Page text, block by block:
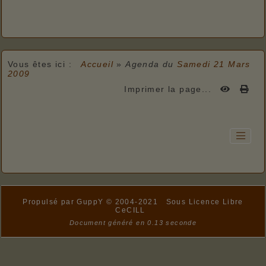
Vous êtes ici : Accueil »Agenda duSamedi 21 Mars
2009
Imprimer la page...
Propulsé par GuppY © 2004-2021
Sous Licence Libre
CeCILL
Document généré en 0.13 seconde